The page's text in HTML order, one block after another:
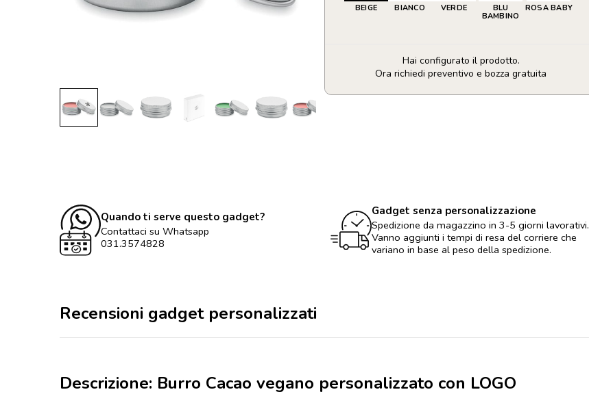
BEIGE BIANCO VERDE
BLU
BAMBINO
ROSA BABY
Hai configurato il prodotto.
Ora richiedi preventivo e bozza gratuita
Burro
Quando ti serve questo gadget?
Contattaci su Whatsapp
031.3574828
Gadget senza personalizzazione
Spedizione da magazzino in 3-5 giorni lavorativi.
Vanno aggiunti i tempi di resa del corriere che
variano in base al peso della spedizione.
Recensioni gadget personalizzati
Descrizione: Burro Cacao vegano personalizzato con LOGO